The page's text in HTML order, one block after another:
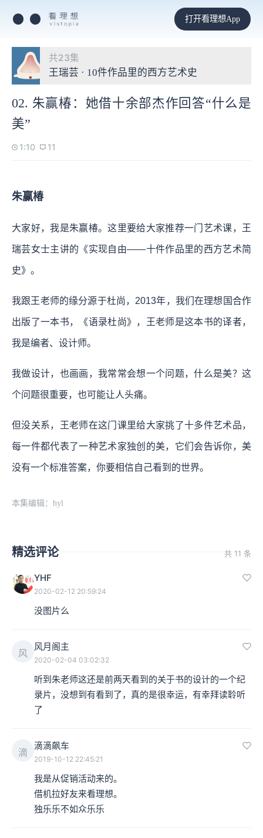
打开看理想App
共23集
王瑞芸 · 10件作品里的西方艺术史
02. 朱赢椿：她借十余部杰作回答“什么是
美”
1:10 11
朱赢椿
大家好，我是朱赢椿。这里要给大家推荐一门艺术课，王
瑞芸女士主讲的《实现自由——十件作品里的西方艺术简
史》。
我跟王老师的缘分源于杜尚，2013年，我们在理想国合作
出版了一本书，《语录杜尚》，王老师是这本书的译者，
我是编者、设计师。
我做设计，也画画，我常常会想一个问题，什么是美？这
个问题很重要，也可能让人头痛。
但没关系，王老师在这门课里给大家挑了十多件艺术品，
每一件都代表了一种艺术家独创的美，它们会告诉你，美
没有一个标准答案，你要相信自己看到的世界。
本集编辑：hyl
精选评论 共 11 条
YHF
2020-02-12 20:59:24
没图片么
风
风月阁主
2020-02-04 03:02:32
听到朱老师这还是前两天看到的关于书的设计的一个纪
录片，没想到有看到了，真的是很幸运，有幸拜读聆听
了
滴
滴滴飙车
2019-10-12 22:45:21
我是从促销活动来的。
借机拉好友来看理想。
独乐乐不如众乐乐